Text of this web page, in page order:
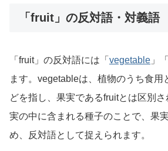
「fruit」の反対語・対義語
「fruit」の反対語には「 vegetable 」「
ます。vegetableは、植物のうち食用
どを指し、果実であるfruitとは区別
実の中に含まれる種子のことで、果
め、反対語として捉えられます。